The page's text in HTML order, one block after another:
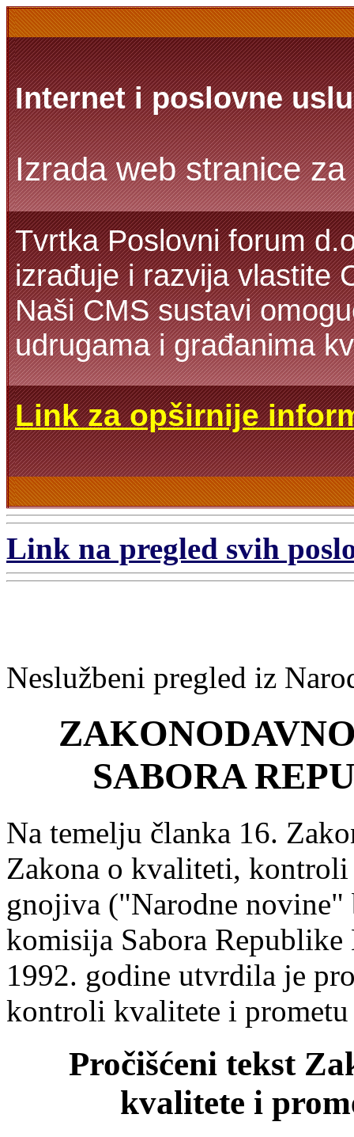
Internet i poslovne
Izrada web stranice
Tvrtka Poslovni forum
izrađuje i razvija vlastite
Naši CMS sustavi
udrugama i građanima
Link za opširnije
Link na pregled svih
Neslužbeni pregled iz
SABORA
Na temelju članka 16.
Zakona o kvaliteti,
gnojiva ("Narodne novine"
komisija Sabora
1992. godine utvrdila je
kontroli kvalitete i
Pročišćeni tekst
kvalitete i